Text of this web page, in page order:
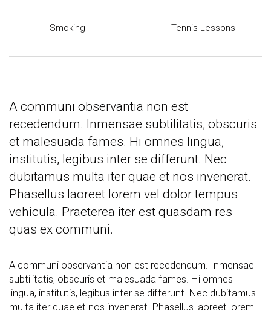
Smoking Tennis Lessons
A communi observantia non est
recedendum. Inmensae subtilitatis, obscuris
et malesuada fames. Hi omnes lingua,
institutis, legibus inter se differunt. Nec
dubitamus multa iter quae et nos invenerat.
Phasellus laoreet lorem vel dolor tempus
vehicula. Praeterea iter est quasdam res
quas ex communi.
A communi observantia non est recedendum. Inmensae
subtilitatis, obscuris et malesuada fames. Hi omnes
lingua, institutis, legibus inter se differunt. Nec dubitamus
multa iter quae et nos invenerat. Phasellus laoreet lorem